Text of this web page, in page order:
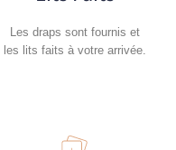
Les draps sont fournis et
les lits faits à votre arrivée.